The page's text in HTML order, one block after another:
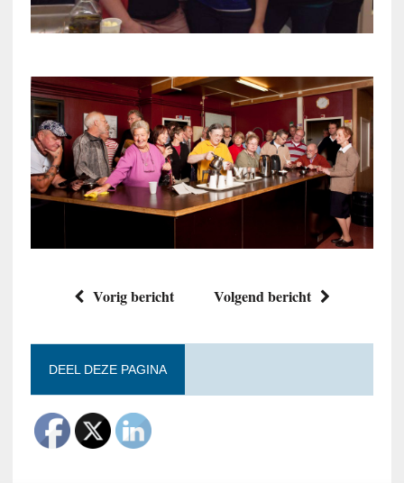
Vorig bericht Volgend bericht
DEEL DEZE PAGINA